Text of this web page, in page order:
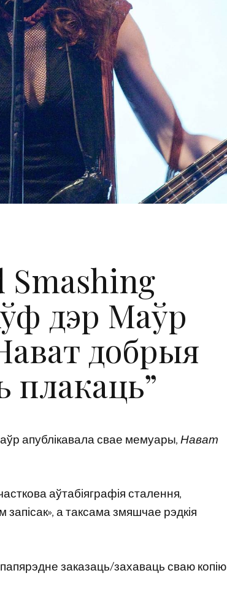
Smashing
дэр Маўр
добрыя
плакаць”
апублікавала свае мемуары,Нават
аўтабіяграфія сталення,
а таксама змяшчае рэдкія
заказаць/захаваць сваю копію